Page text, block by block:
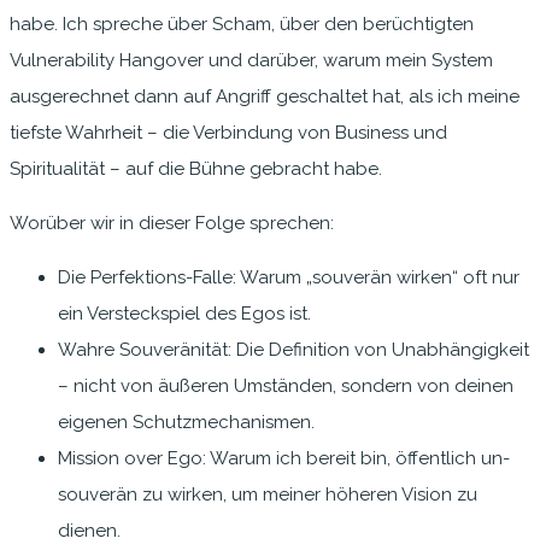
habe. Ich spreche über Scham, über den berüchtigten
Vulnerability Hangover und darüber, warum mein System
ausgerechnet dann auf Angriff geschaltet hat, als ich meine
tiefste Wahrheit – die Verbindung von Business und
Spiritualität – auf die Bühne gebracht habe.
Worüber wir in dieser Folge sprechen:
Die Perfektions-Falle: Warum „souverän wirken“ oft nur
ein Versteckspiel des Egos ist.
Wahre Souveränität: Die Definition von Unabhängigkeit
– nicht von äußeren Umständen, sondern von deinen
eigenen Schutzmechanismen.
Mission over Ego: Warum ich bereit bin, öffentlich un-
souverän zu wirken, um meiner höheren Vision zu
dienen.